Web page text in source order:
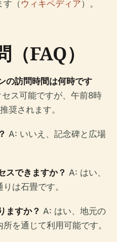
す（ウィキペディア）。
FAQ）
の訪問時間は何時です
ス可能ですが、午前8時
奨されます。
A: いいえ、記念碑と広場
スできますか？ A: はい、
は石畳です。
ますか？ A: はい、地元の
を通じて利用可能です。